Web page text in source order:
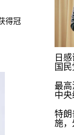
得冠
日
国
最高
中
特朗
施，